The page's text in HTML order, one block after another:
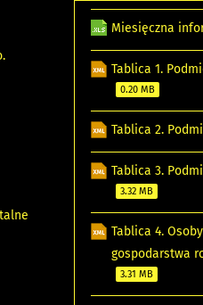
Miesięczna
Tablica 1.
0.20 MB
Tablica 2.
Tablica 3.
3.32 MB
Tablica 4.
gospodarstwa
3.31 MB